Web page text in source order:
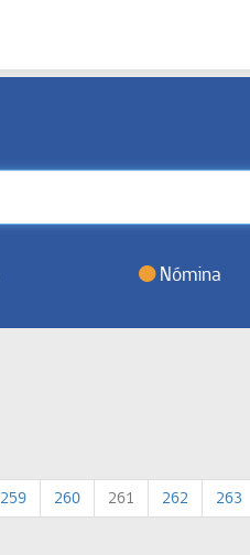
Nómina
259 260 261 262 263